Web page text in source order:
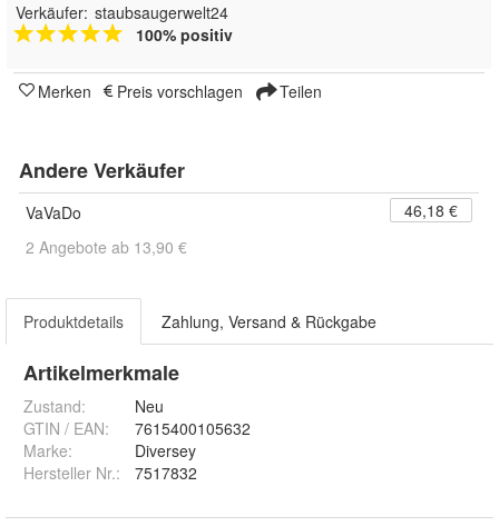
Verkäufer: staubsaugerwelt24
100% positiv
Merken Preis vorschlagen Teilen
Andere Verkäufer
VaVaDo
46,18 €
2 Angebote ab 13,90 €
Produktdetails Zahlung, Versand & Rückgabe
Artikelmerkmale
Zustand:
Neu
GTIN / EAN:
7615400105632
Marke:
Diversey
Hersteller Nr.:
7517832